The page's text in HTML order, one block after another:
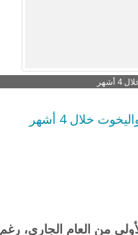
دولار خلال الأشهر الأربعة الأولى من